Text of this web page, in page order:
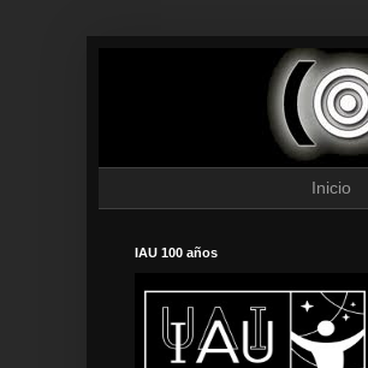
Inicio
IAU 100 años